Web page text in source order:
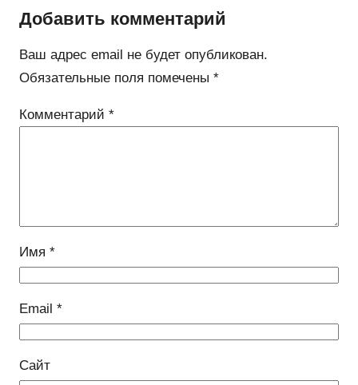
Добавить комментарий
Ваш адрес email не будет опубликован.
Обязательные поля помечены *
Комментарий *
Имя *
Email *
Сайт